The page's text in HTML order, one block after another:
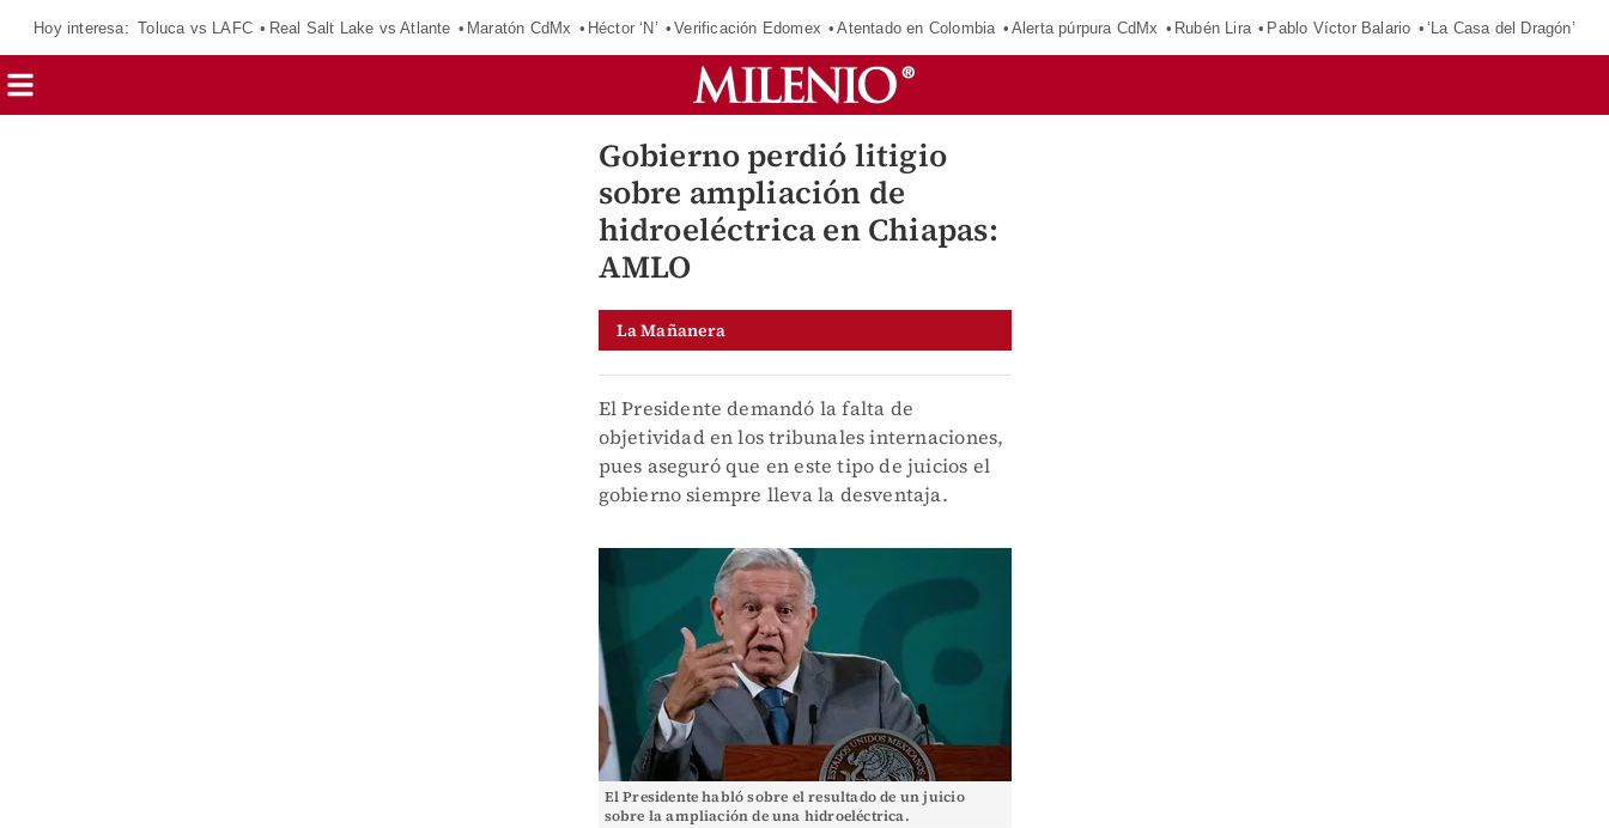
Hoy interesa: Toluca vs LAFC Real Salt Lake vs Atlante Maratón CdMx Héctor ‘N’ Verificación Edomex Atentado en Colombia Alerta púrpura CdMx Rubén Lira Pablo Víctor Balario ‘La Casa del Dragón’
Gobierno perdió litigio
sobre ampliación de
hidroeléctrica en Chiapas:
AMLO
La Mañanera
El Presidente demandó la falta de
objetividad en los tribunales internaciones,
pues aseguró que en este tipo de juicios el
gobierno siempre lleva la desventaja.
El Presidente habló sobre el resultado de un juicio
sobre la ampliación de una hidroeléctrica.